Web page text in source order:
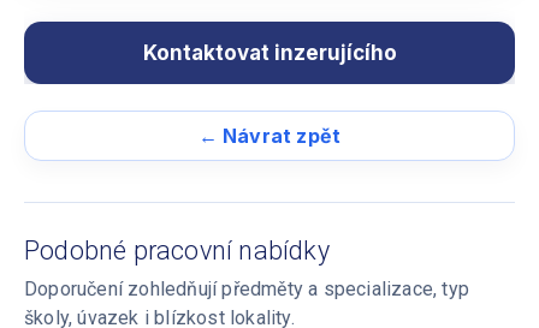
← Návrat zpět
Podobné pracovní nabídky
Doporučení zohledňují předměty a specializace, typ
školy, úvazek i blízkost lokality.